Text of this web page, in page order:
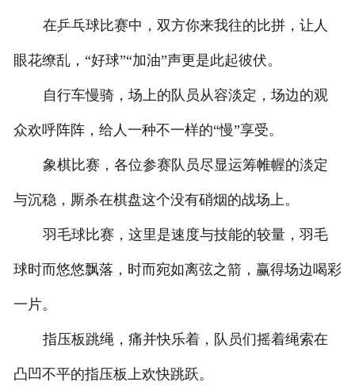
在乒乓球比赛中，双方你来我往的比拼，让人
眼花缭乱，“好球”“加油”声更是此起彼伏。
自行车慢骑，场上的队员从容淡定，场边的观
众欢呼阵阵，给人一种不一样的“慢”享受。
象棋比赛，各位参赛队员尽显运筹帷幄的淡定
与沉稳，厮杀在棋盘这个没有硝烟的战场上。
羽毛球比赛，这里是速度与技能的较量，羽毛
球时而悠悠飘落，时而宛如离弦之箭，赢得场边喝彩
一片。
指压板跳绳，痛并快乐着，队员们摇着绳索在
凸凹不平的指压板上欢快跳跃。